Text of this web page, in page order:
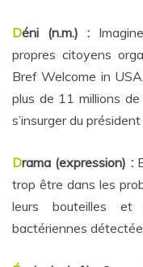
Déni (n.m.) :
propres citoyens
Bref Welcome in
plus de 11 millions
s’insurger du
Drama (expression) :
trop être dans les
leurs bouteilles et
bactériennes